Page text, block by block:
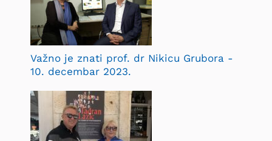
Važno je znati prof. dr Nikicu Grubora -
10. decembar 2023.